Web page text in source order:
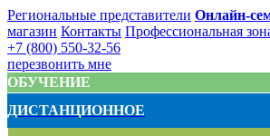
Региональные представители Онлайн-
магазин Контакты Профессиональная
+7 (800) 550-32-56
перезвонить мне
ОБУЧЕНИЕ
ДИСТАНЦИОННОЕ